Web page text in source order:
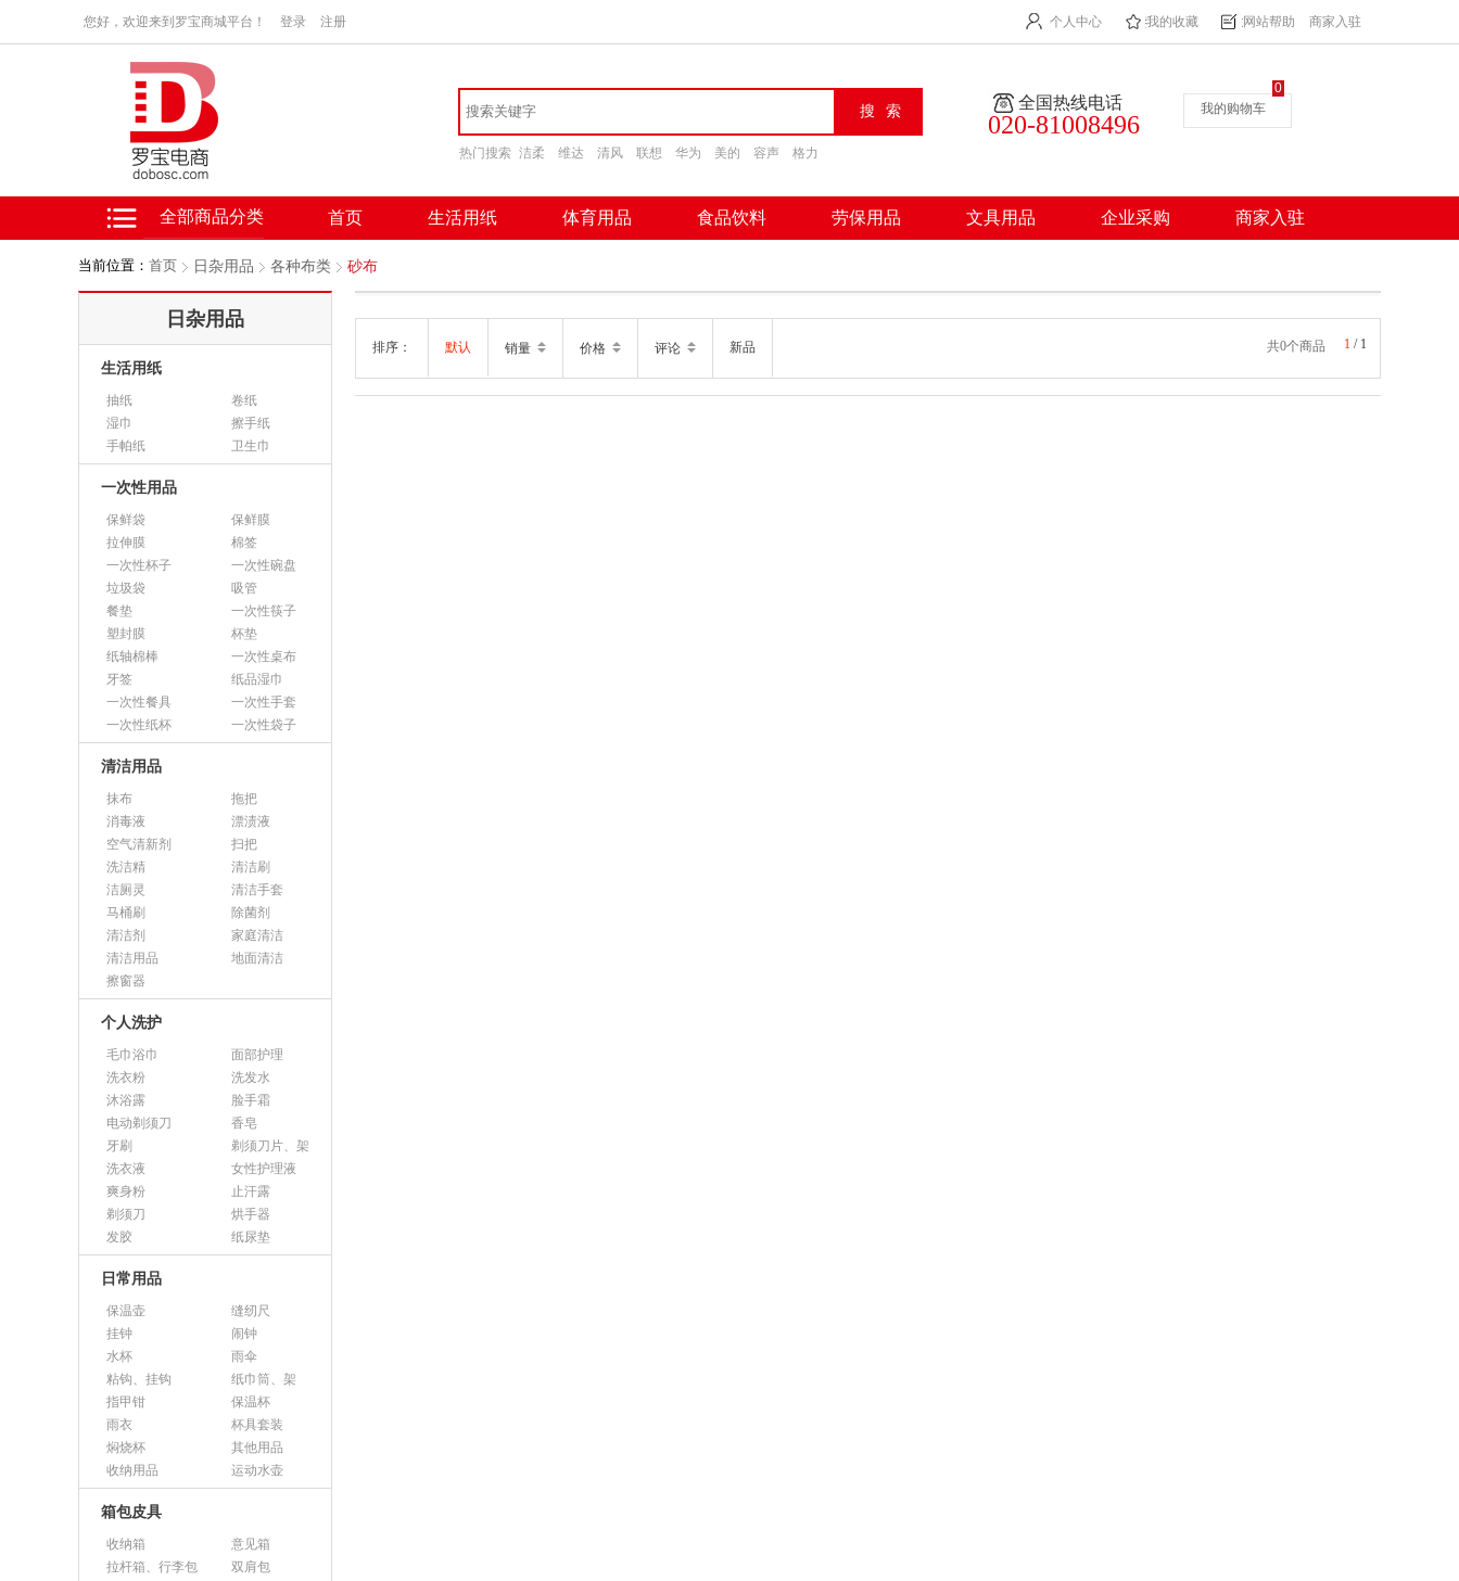
您好，欢迎来到罗宝商城平台！ 登录 注册 个人中心 我的收藏 网站帮助 商家入驻
热门搜索 洁柔 维达 清风 联想 华为 美的 容声 格力
全国热线电话
020-81008496
我的购物车
0
全部商品分类 首页 生活用纸 体育用品 食品饮料 劳保用品 文具用品 企业采购 商家入驻
当前位置： 首页 日杂用品 各种布类 砂布
日杂用品
生活用纸
抽纸
卷纸
湿巾
擦手纸
手帕纸
卫生巾
一次性用品
保鲜袋
保鲜膜
拉伸膜
棉签
一次性杯子
一次性碗盘
垃圾袋
吸管
餐垫
一次性筷子
塑封膜
杯垫
纸轴棉棒
一次性桌布
牙签
纸品湿巾
一次性餐具
一次性手套
一次性纸杯
一次性袋子
清洁用品
抹布
拖把
消毒液
漂渍液
空气清新剂
扫把
洗洁精
清洁刷
洁厕灵
清洁手套
马桶刷
除菌剂
清洁剂
家庭清洁
清洁用品
地面清洁
擦窗器
个人洗护
毛巾浴巾
面部护理
洗衣粉
洗发水
沐浴露
脸手霜
电动剃须刀
香皂
牙刷
剃须刀片、架
洗衣液
女性护理液
爽身粉
止汗露
剃须刀
烘手器
发胶
纸尿垫
日常用品
保温壶
缝纫尺
挂钟
闹钟
水杯
雨伞
粘钩、挂钩
纸巾筒、架
指甲钳
保温杯
雨衣
杯具套装
焖烧杯
其他用品
收纳用品
运动水壶
箱包皮具
收纳箱
意见箱
拉杆箱、行李包
双肩包
排序： 默认 销量 价格 评论 新品 共0个商品 1 / 1